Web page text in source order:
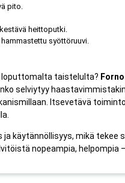
pito.
heittoputki.
syöttöruuvi.
loputtomalta taistelulta?
selviytyy
Itsevetävä
käytännöllisyys, mikä tekee
nopeampia, helpompia